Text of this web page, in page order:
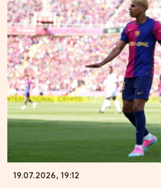
19.07.2026, 19:12